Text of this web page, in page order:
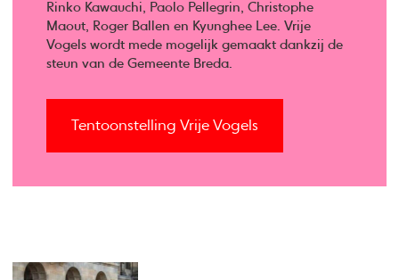
Rinko Kawauchi, Paolo Pellegrin, Christophe
Maout, Roger Ballen en Kyunghee Lee. Vrije
Vogels wordt mede mogelijk gemaakt dankzij de
steun van de Gemeente Breda.
Tentoonstelling Vrije Vogels